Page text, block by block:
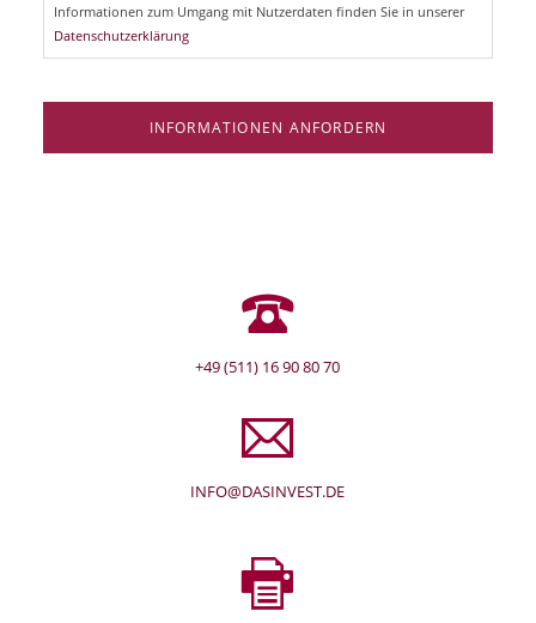
Informationen zum Umgang mit Nutzerdaten finden Sie in unserer
Datenschutzerklärung
INFORMATIONEN ANFORDERN
+49 (511) 16 90 80 70
INFO@DASINVEST.DE